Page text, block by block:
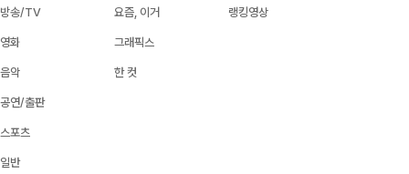
방송/TV
영화
음악
공연/출판
스포츠
일반
요즘, 이거
그래픽스
한 컷
랭킹영상